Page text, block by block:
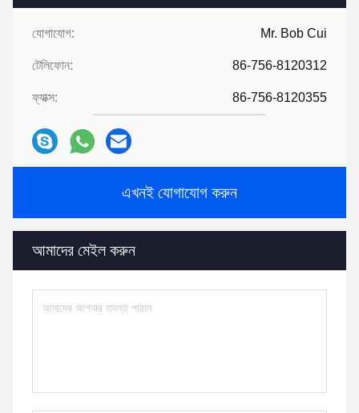
যোগাযোগ: Mr. Bob Cui
টেলিফোন: 86-756-8120312
ফ্যাক্স: 86-756-8120355
এখনই যোগাযোগ করুন
আমাদের মেইল ​​করুন